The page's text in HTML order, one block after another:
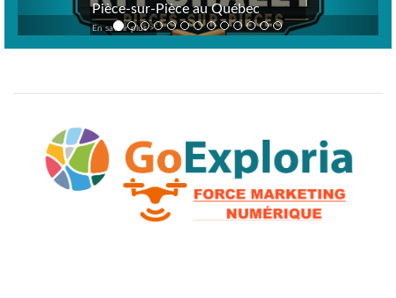
Pièce-sur-Pièce au Québec
En savoir plus >